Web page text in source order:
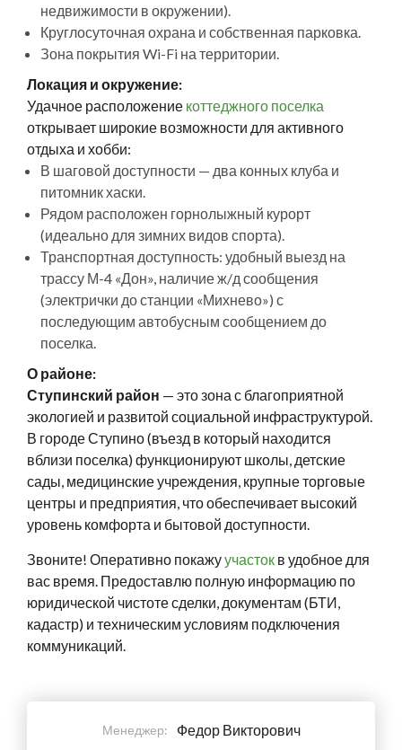
недвижимости в окружении).
Круглосуточная охрана и собственная парковка.
Зона покрытия Wi-Fi на территории.
Локация и окружение:
Удачное расположение коттеджного поселка
открывает широкие возможности для активного
отдыха и хобби:
В шаговой доступности — два конных клуба и
питомник хаски.
Рядом расположен горнолыжный курорт
(идеально для зимних видов спорта).
Транспортная доступность: удобный выезд на
трассу М-4 «Дон», наличие ж/д сообщения
(электрички до станции «Михнево») с
последующим автобусным сообщением до
поселка.
О районе:
Ступинский район — это зона с благоприятной
экологией и развитой социальной инфраструктурой.
В городе Ступино (въезд в который находится
вблизи поселка) функционируют школы, детские
сады, медицинские учреждения, крупные торговые
центры и предприятия, что обеспечивает высокий
уровень комфорта и бытовой доступности.
Звоните! Оперативно покажуучасток в удобное для
вас время. Предоставлю полную информацию по
юридической чистоте сделки, документам (БТИ,
кадастр) и техническим условиям подключения
коммуникаций.
Менеджер: Федор Викторович